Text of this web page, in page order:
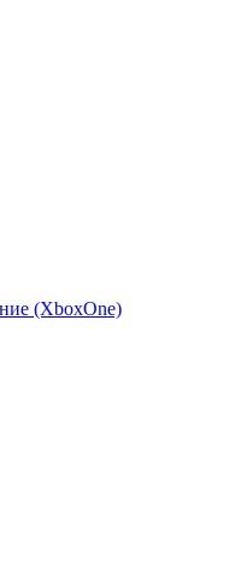
(XboxOne)